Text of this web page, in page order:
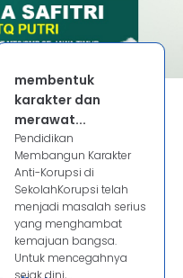
membentuk
karakter dan
merawat...
Pendidikan
Membangun Karakter
Anti-Korupsi di
SekolahKorupsi telah
menjadi masalah serius
yang menghambat
kemajuan bangsa.
Untuk mencegahnya